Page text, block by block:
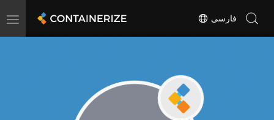
Toggle
فارسی